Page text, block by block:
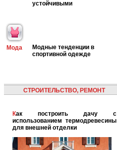
устойчивыми
Мода
Модные тенденции в
спортивной одежде
СТРОИТЕЛЬСТВО, РЕМОНТ
Как построить дачу с
использованием термодревесины
для внешней отделки